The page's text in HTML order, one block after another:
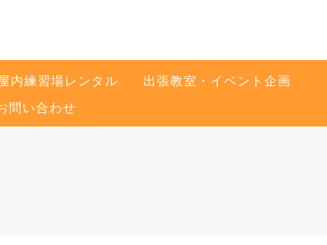
内練習場レンタル
出張教室・イベント企画
問い合わせ